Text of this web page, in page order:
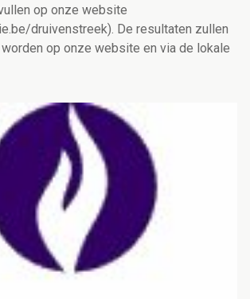
op onze website
druivenstreek). De resultaten zullen
op onze website en via de lokale